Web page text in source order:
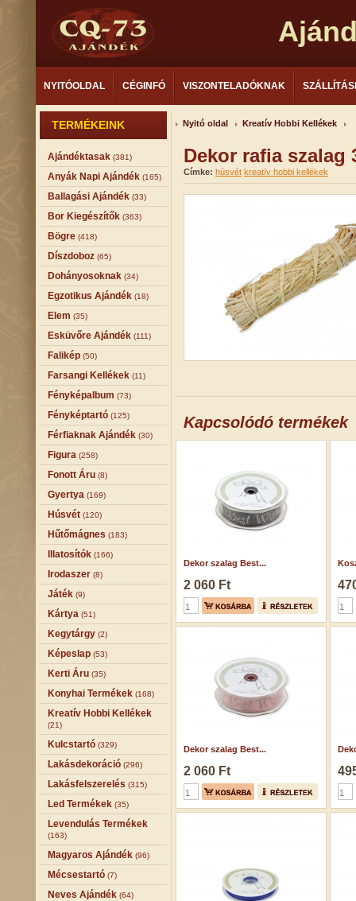
NYITÓOLDAL CÉGINFÓ VISZONTELADÓKNAK
TERMÉKEINK
Ajándéktasak (381)
Anyák Napi Ajándék (165)
Ballagási Ajándék (33)
Bor Kiegészítők (363)
Bögre (418)
Díszdoboz (65)
Dohányosoknak (34)
Egzotikus Ajándék (18)
Elem (35)
Esküvőre Ajándék (111)
Falikép (50)
Farsangi Kellékek (11)
Fényképalbum (73)
Fényképtartó (125)
Férfiaknak Ajándék (30)
Figura (258)
Fonott Áru (8)
Gyertya (169)
Húsvét (120)
Hűtőmágnes (183)
Illatosítók (166)
Irodaszer (8)
Játék (9)
Kártya (51)
Kegytárgy (2)
Képeslap (53)
Kerti Áru (35)
Konyhai Termékek (168)
Kreatív Hobbi Kellékek
(21)
Kulcstartó (329)
Lakásdekoráció (296)
Lakásfelszerelés (315)
Led Termékek (35)
Levendulás Termékek
(163)
Magyaros Ajándék (96)
Mécsestartó (7)
Neves Ajándék (64)
Nyitó oldal Kreatív Hobbi Kellékek
Dekor rafia szalag
Címke: húsvét kreatív hobbi kellékek
Kapcsolódó termékek
Dekor szalag Best...
2 060 Ft
Dekor szalag Best...
2 060 Ft